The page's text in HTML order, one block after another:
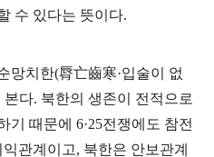
수 있다는 뜻이다.
망치한(脣亡齒寒·입술이 없
본다. 북한의 생존이 전적으로
기 때문에 6·25전쟁에도 참전
관계이고, 북한은 안보관계